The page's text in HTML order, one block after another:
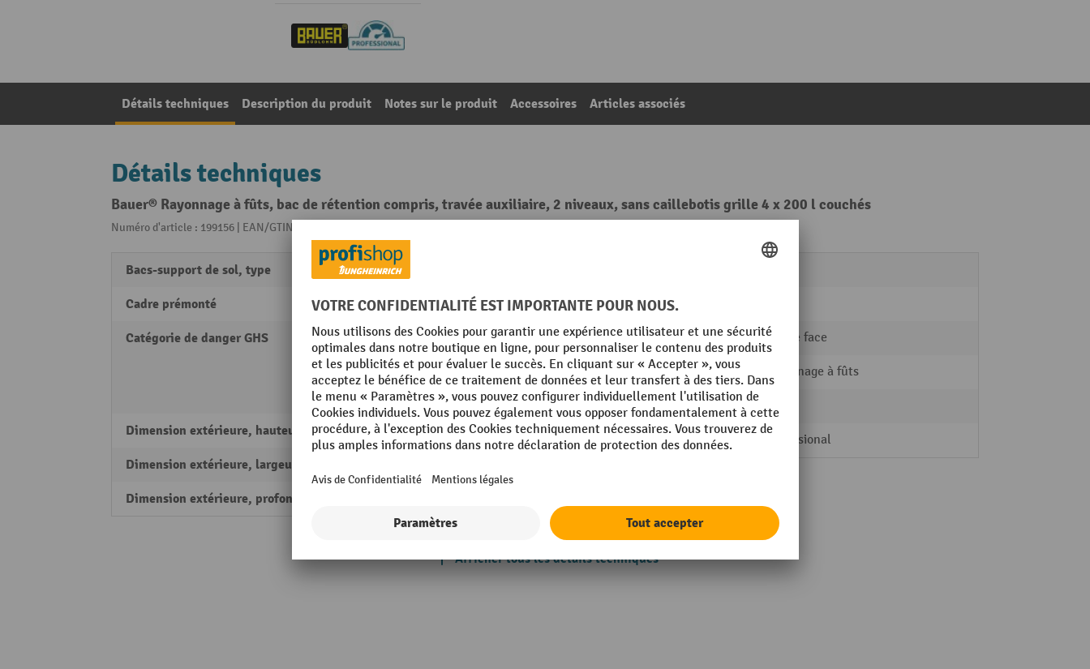
Détails techniques Description du produit Notes sur le produit Accessoires Articles associés
Détails techniques
Bauer® Rayonnage à fûts, bac de rétention compris, travée auxiliaire, 2 niveaux, sans caillebotis grille 4 x 200 l couchés
Numéro d'article : 199156 | EAN/GTIN: 4052462023574
Bacs-support de sol, type cuve sans grille
Cadre prémonté oui
Catégorie de danger GHS
Catégorie 1
Catégorie 2
Catégorie 3
Catégorie 4
Dimension extérieure, hauteur 2000 mm
Dimension extérieure, largeur
Dimension extérieure, profondeur
Poids propre
Possibilités d'accès double face
Rayonnage, type Rayonnage à fûts
Renforts en diagonale oui
Rubrique Professional
Afficher tous les détails techniques